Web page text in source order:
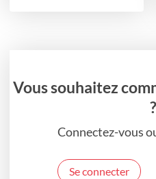
Vous souhaitez
?
Connectez-vous
Se connecter